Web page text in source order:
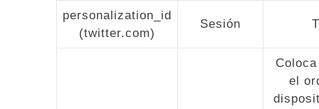
personalization_id
(twitter.com)
Sesión
el